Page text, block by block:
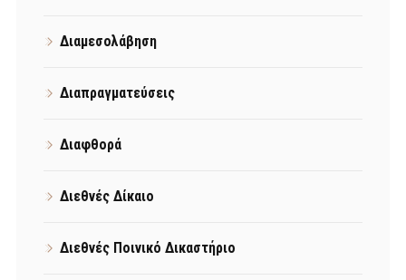
Διαμεσολάβηση
Διαπραγματεύσεις
Διαφθορά
Διεθνές Δίκαιο
Διεθνές Ποινικό Δικαστήριο